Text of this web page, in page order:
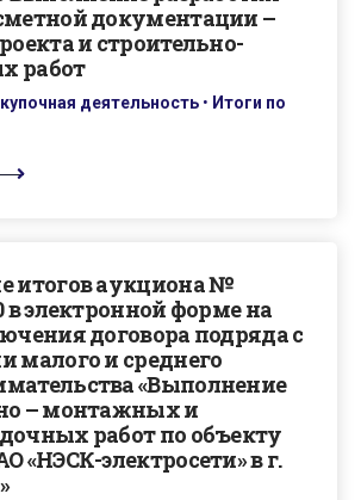
документации –
и строительно-
работ
деятельность • Итоги по
итогов аукциона №
в электронной форме на
договора подряда с
малого и среднего
«Выполнение
– монтажных и
работ по объекту
«НЭСК-электросети» в г.